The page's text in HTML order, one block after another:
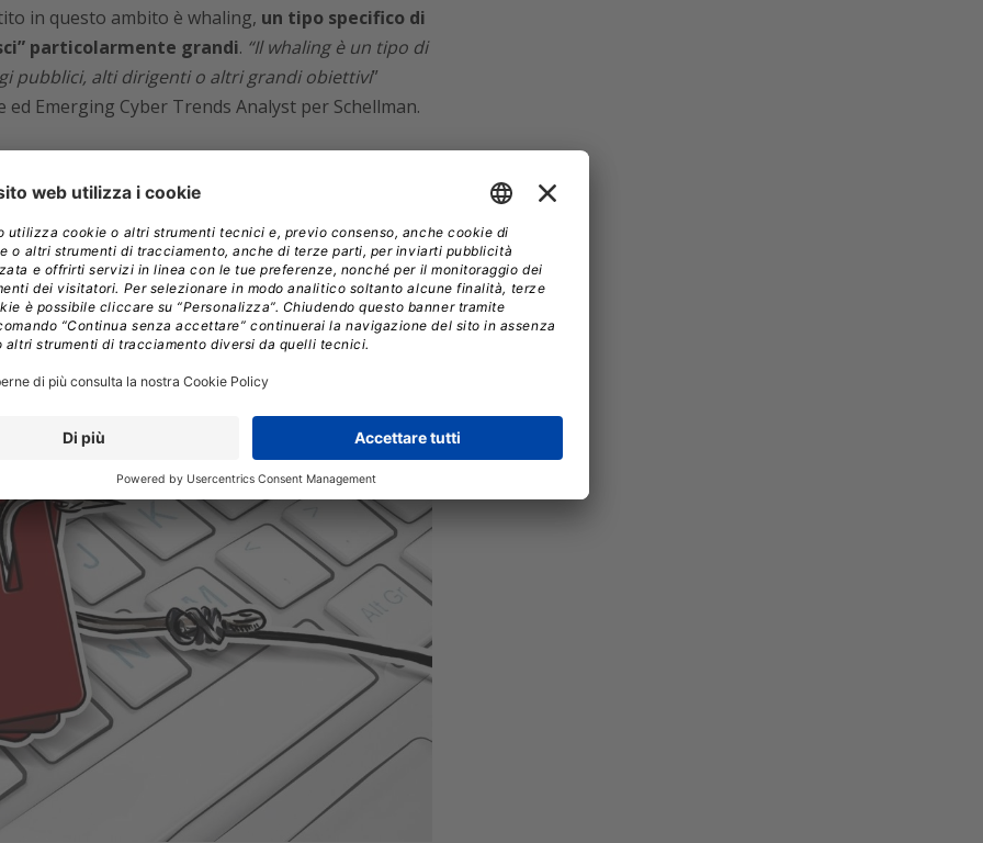
in questo ambito è whaling, un tipo specifico di
particolarmente grandi. “Il whaling è un tipo di
pubblici, alti dirigenti o altri grandi obiettivi”
ed Emerging Cyber Trends Analyst per Schellman.
di spear phishing
informazioni personali di cui hanno bisogno per
tecnica fondamentale per preparare questi
dell’attacco dipende dal fatto che i messaggi siano